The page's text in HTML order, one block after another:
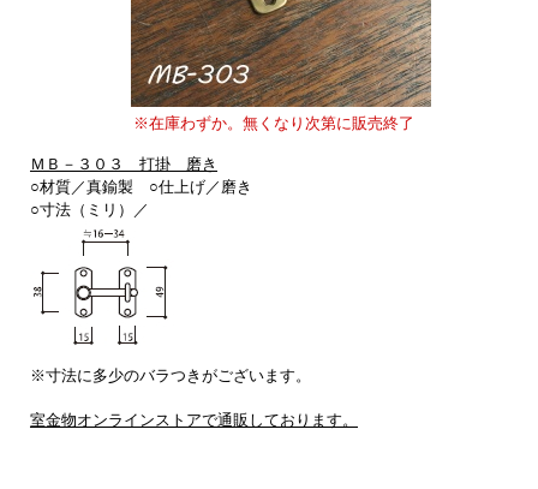
※在庫わずか。無くなり次第に販売終了
ＭＢ－３０３ 打掛 磨き
○材質／真鍮製 ○仕上げ／磨き
○寸法（ミリ）／
※寸法に多少のバラつきがございます。
室金物オンラインストアで通販しております。